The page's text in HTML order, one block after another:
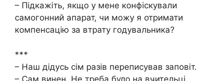
– Підкажіть, якщо у мене конфіскували
самогонний апарат, чи можу я отримати
компенсацію за втрату годувальника?
***
– Наш дідусь сім разів переписував заповіт.
– Сам винен. Не треба було на вчительці